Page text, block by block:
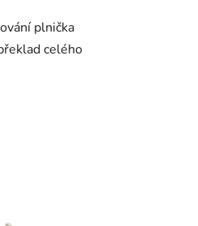
plnička
celého